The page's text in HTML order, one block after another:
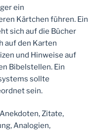
ein
Kärtchen führen. Ein
sich auf die Bücher
auf den Karten
und Hinweise auf
Bibelstellen. Ein
sollte
sein.
Zitate,
Analogien,